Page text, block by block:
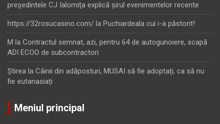
preşedintele CJ Ialomiţa explică şirul evenimentelor recente
https://32rosucasino.com/ la Puchiardeala cui i-a păstorit!
M la Contractul semnat, azi, pentru 64 de autogunoiere, scapă
ADI ECOO de subcontractori
Ştirea la Câinii din adăposturi, MUSAI să fie adoptați, ca să nu
fie eutanasiați
Meniul principal